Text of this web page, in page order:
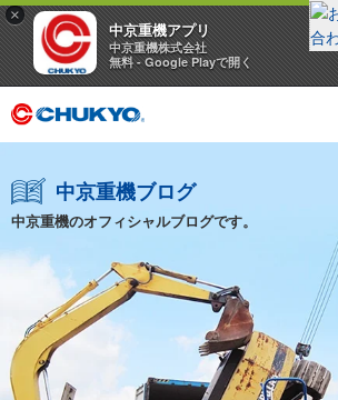
×
中京重機アプリ
中京重機株式会社
無料 - Google Playで開く
中京重機ブログ
中京重機のオフィシャルブログです。